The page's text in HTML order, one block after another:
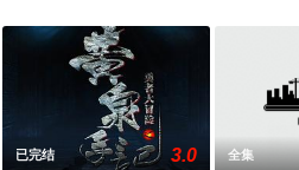
已完结 3.0 全集